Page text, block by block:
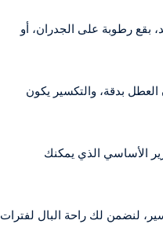
بقع رطوبة على الجدران، أو
بدقة، والتكسير يكون
الأساسي الذي يمكنك
لنضمن لك راحة البال لفترات